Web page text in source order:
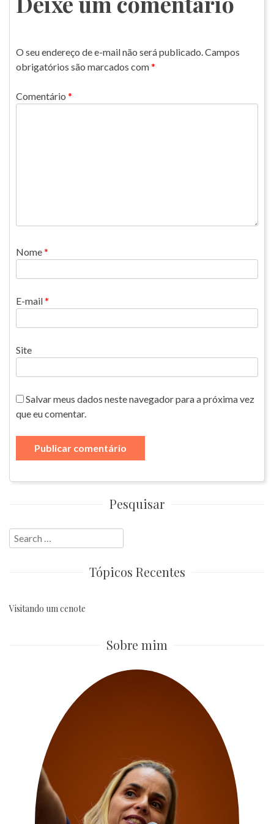
O seu endereço de e-mail não será publicado.Campos
obrigatórios são marcados com*
Comentário *
Nome*
E-mail*
Site
Salvar meus dados neste navegador para a próxima vez
que eu comentar.
Pesquisar
Search
for:
Tópicos Recentes
Visitando um cenote
Sobre mim